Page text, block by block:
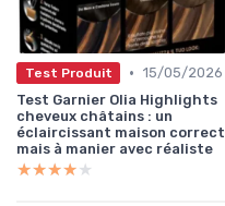
Test Produit • 15/05/2026
Test Garnier Olia Highlights
cheveux châtains : un
éclaircissant maison correct
mais à manier avec réaliste
★★★★★
★★★★★